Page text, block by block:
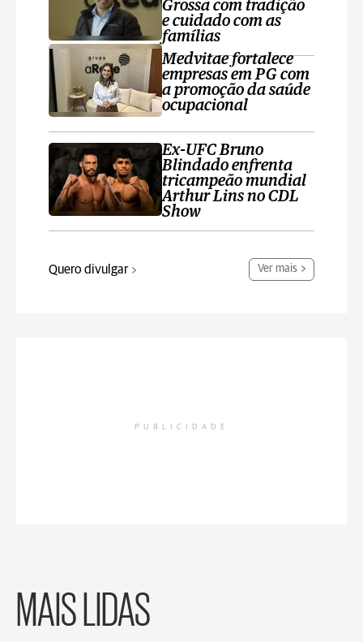
Grossa com tradição
e cuidado com as
famílias
Medvitae fortalece
empresas em PG com
a promoção da saúde
ocupacional
Ex-UFC Bruno
Blindado enfrenta
tricampeão mundial
Arthur Lins no CDL
Show
Quero divulgar Ver mais
PUBLICIDADE
MAIS LIDAS